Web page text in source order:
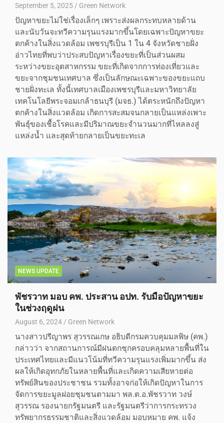
September 5, 2025 Green Network
ปัญหาขยะไม่ใช่เรื่องเล็กๆ เพราะส่งผลกระทบหลายด้าน
และนับวันจะทวีความรุนแรงมากขึ้นโดยเฉพาะปัญหาขยะ
ตกค้างในสิ่งแวดล้อม เพชรบุรีเป็น 1 ใน 4 จังหวัดชายฝั่ง
อ่าวไทยที่พบว่าประสบปัญหาเรื่องขยะที่เป็นส่วนผสม
ระหว่างขยะอุตสาหกรรม ขยะที่เกิดจากการท่องเที่ยวและ
ขยะจากชุมชนเทศบาล ซึ่งเป็นลักษณะเฉพาะของขยะแถบ
ชายฝั่งทะเล ทั้งนี้เทศบาลเมืองเพชรบุรีและมหาวิทยาลัย
เทคโนโลยีพระจอมเกล้าธนบุรี (มจธ.) ได้ตระหนักถึงปัญหา
ตกค้างในสิ่งแวดล้อม เกิดการสะสมจนกลายเป็นแหล่งเพาะ
พันธุ์ของเชื้อโรคและมีปริมาณขยะจำนวนมากที่ไหลลงสู่
แหล่งน้ำ และสุดท้ายกลายเป็นขยะทะเล
NEWS UPDATE
พัชรวาท มอบ คพ. ประสาน อปท. รับมือปัญหาขยะ
ในช่วงฤดูฝน
August 6, 2024 Green Network
นางสาวปรีญาพร สุวรรณเกษ อธิบดีกรมควบคุมมลพิษ (คพ.)
กล่าวว่า จากสถานการณ์มีฝนตกชุกครอบคลุมหลายพื้นที่ใน
ประเทศไทยและมีแนวโน้มที่ทวีความรุนแรงเพิ่มมากขึ้น ส่ง
ผลให้เกิดอุทกภัยในหลายพื้นที่และเกิดความเสียหายต่อ
ทรัพย์สินของประชาชน รวมทั้งอาจก่อให้เกิดปัญหาในการ
จัดการขยะมูลฝอยชุมชนตามมา พล.ต.อ.พัชรวาท วงษ์
สุวรรณ รองนายกรัฐมนตรี และรัฐมนตรีว่าการกระทรวง
ทรัพยากรธรรมชาติและสิ่งแวดล้อม มอบหมาย คพ. แจ้ง